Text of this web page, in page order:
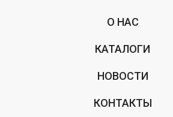
О НАС
КАТАЛОГИ
НОВОСТИ
КОНТАКТЫ